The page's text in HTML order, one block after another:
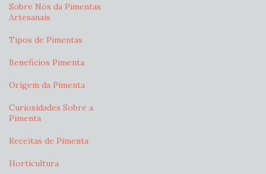
Sobre Nós da Pimentas
Artesanais
Tipos de Pimentas
Beneficios Pimenta
Origem da Pimenta
Curiosidades Sobre a
Pimenta
Receitas de Pimenta
Horticultura